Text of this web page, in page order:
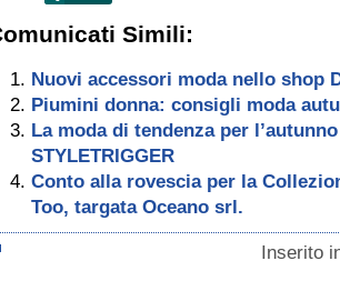
Simili:
Nuovi accessori moda nello shop
Piumini donna: consigli moda
La moda di tendenza per
STYLETRIGGER
Conto alla rovescia per la
Too, targata Oceano srl.
Inserito